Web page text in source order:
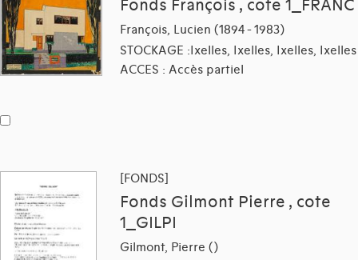
Fonds François , cote 1_FRANC
François, Lucien (1894 - 1983)
STOCKAGE :Ixelles, Ixelles, Ixelles, Ixelles
ACCES : Accès partiel
[FONDS]
Fonds Gilmont Pierre , cote
1_GILPI
Gilmont, Pierre ()